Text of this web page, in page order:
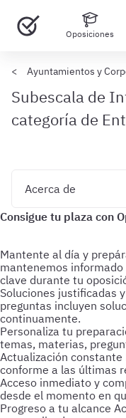
Oposiciones
Ayuntamientos y
Subescala de
categoría de
Mantente al día y
mantenemos
clave durante tu
Soluciones justificadas
preguntas incluyen
continuamente.
Personaliza tu
temas, materias,
Actualización constante
conforme a las últimas
Acceso inmediato y
desde el momento en
Progreso a tu alcance